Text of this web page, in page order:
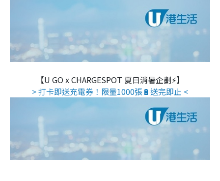
【U GO x CHARGESPOT 夏日消暑企劃⚡】
> 打卡即送充電券！限量1000張🔋送完即止 <